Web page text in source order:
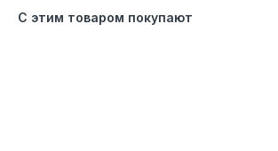
С этим товаром покупают